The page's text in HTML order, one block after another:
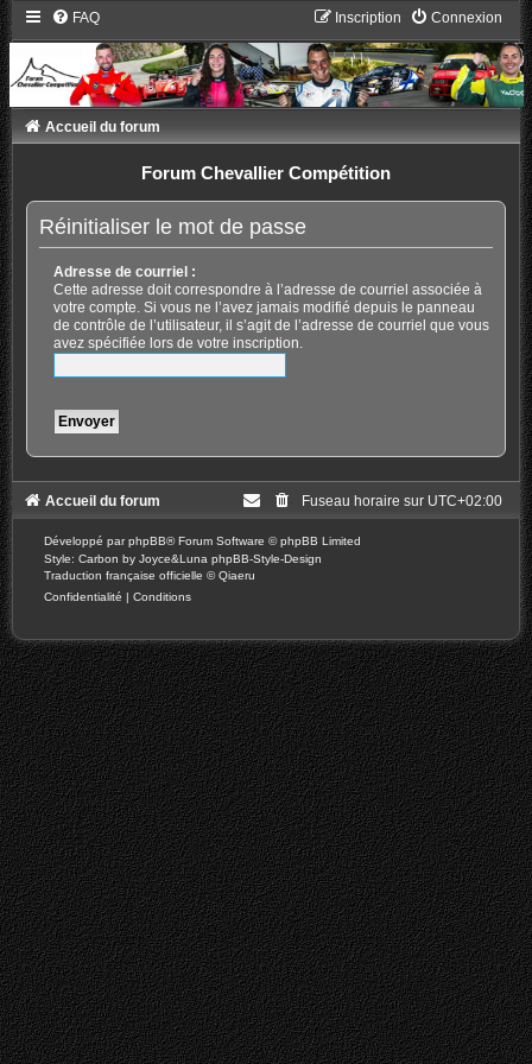
FAQ Connexion
Inscription
Accueil du forum
Forum Chevallier Compétition
Réinitialiser le mot de passe
Adresse de courriel :
Cette adresse doit correspondre à l’adresse de courriel associée à
votre compte. Si vous ne l’avez jamais modifié depuis le panneau
de contrôle de l’utilisateur, il s’agit de l’adresse de courriel que vous
avez spécifiée lors de votre inscription.
Accueil du forum Fuseau horaire sur UTC+02:00
Développé parphpBB® Forum Software © phpBB Limited
Style: Carbon by Joyce&Luna phpBB-Style-Design
Traduction française officielle ©Qiaeru
Confidentialité | Conditions